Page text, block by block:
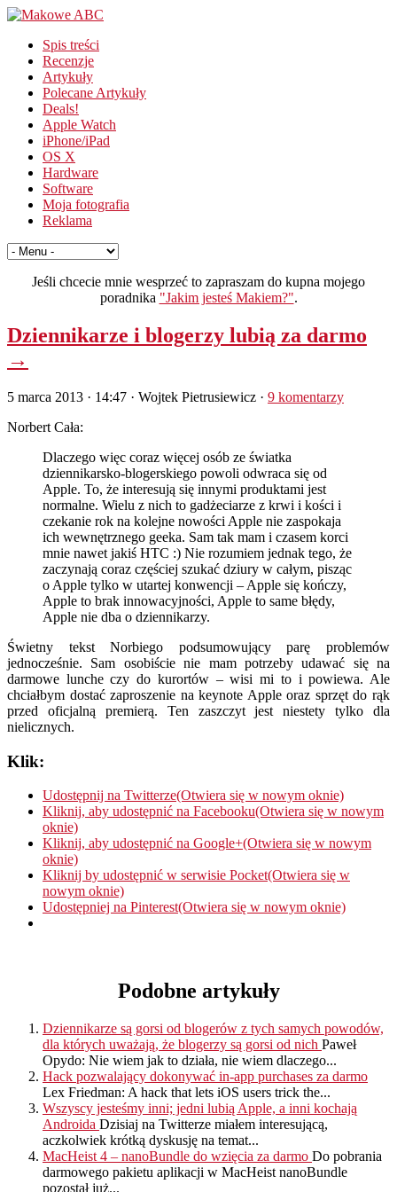
Spis treści
Recenzje
Artykuły
Polecane Artykuły
Deals!
Apple Watch
iPhone/iPad
OS X
Hardware
Software
Moja fotografia
Reklama
Jeśli chcecie mnie wesprzeć to zapraszam do kupna mojego
poradnika "Jakim jesteś Makiem?".
Dziennikarze i blogerzy lubią za darmo
→
5 marca 2013 · 14:47 · Wojtek Pietrusiewicz · 9 komentarzy
Norbert Cała:
Dlaczego więc coraz więcej osób ze światka
dziennikarsko-blogerskiego powoli odwraca się od
Apple. To, że interesują się innymi produktami jest
normalne. Wielu z nich to gadżeciarze z krwi i kości i
czekanie rok na kolejne nowości Apple nie zaspokaja
ich wewnętrznego geeka. Sam tak mam i czasem korci
mnie nawet jakiś HTC :) Nie rozumiem jednak tego, że
zaczynają coraz częściej szukać dziury w całym, pisząc
o Apple tylko w utartej konwencji – Apple się kończy,
Apple to brak innowacyjności, Apple to same błędy,
Apple nie dba o dziennikarzy.
Świetny tekst Norbiego podsumowujący parę problemów
jednocześnie. Sam osobiście nie mam potrzeby udawać się na
darmowe lunche czy do kurortów – wisi mi to i powiewa. Ale
chciałbym dostać zaproszenie na keynote Apple oraz sprzęt do rąk
przed oficjalną premierą. Ten zaszczyt jest niestety tylko dla
nielicznych.
Klik:
Udostępnij na Twitterze(Otwiera się w nowym oknie)
Kliknij, aby udostępnić na Facebooku(Otwiera się w nowym
oknie)
Kliknij, aby udostępnić na Google+(Otwiera się w nowym
oknie)
Kliknij by udostępnić w serwisie Pocket(Otwiera się w
nowym oknie)
Udostępniej na Pinterest(Otwiera się w nowym oknie)
Podobne artykuły
Dziennikarze są gorsi od blogerów z tych samych powodów,
dla których uważają, że blogerzy są gorsi od nich Paweł
Opydo: Nie wiem jak to działa, nie wiem dlaczego...
Hack pozwalający dokonywać in-app purchases za darmo
Lex Friedman: A hack that lets iOS users trick the...
Wszyscy jesteśmy inni; jedni lubią Apple, a inni kochają
Androida Dzisiaj na Twitterze miałem interesującą,
aczkolwiek krótką dyskusję na temat...
MacHeist 4 – nanoBundle do wzięcia za darmo Do pobrania
darmowego pakietu aplikacji w MacHeist nanoBundle
pozostał już...